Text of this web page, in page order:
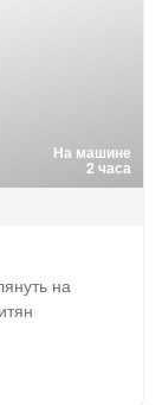
На машине
2 часа
на